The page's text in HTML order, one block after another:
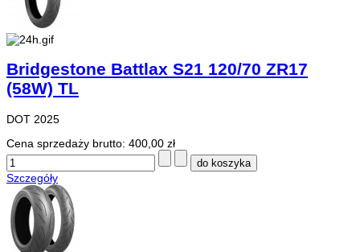
Bridgestone Battlax S21 120/70 ZR17
(58W) TL
DOT 2025
Cena sprzedaży brutto: 400,00 zł
Szczegóły